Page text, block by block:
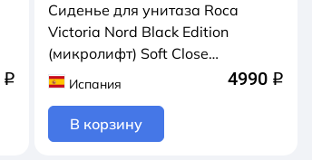
q
Сиденье для унитаза Roca
Victoria Nord Black Edition
(микролифт) Soft Close
ZRU9302627
Испания 4990 q
В корзину